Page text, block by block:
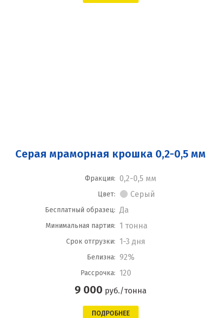
Серая мраморная крошка 0,2-0,5 мм
Фракция: 0,2-0,5 мм
Цвет: Серый
Бесплатный образец: Да
Минимальная партия: 1 тонна
Срок отгрузки: 1-3 дня
Белизна: 92%
Рассрочка: 120
9 000 руб./тонна
ПОДРОБНЕЕ